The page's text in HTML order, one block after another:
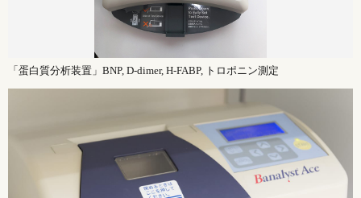
「蛋白質分析装置」BNP, D-dimer, H-FABP, トロポニン測定